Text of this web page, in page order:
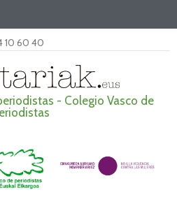
10 60 40
- Colegio Vasco de